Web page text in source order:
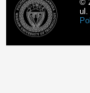
©
ul.